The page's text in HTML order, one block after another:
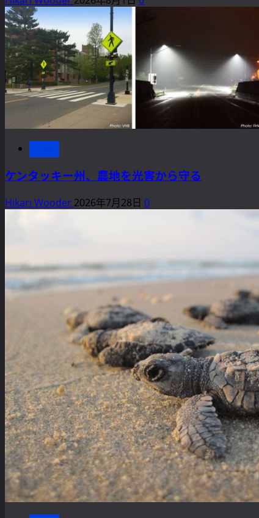
ム
と
自
然
保
全
の
前
線
に
つ
い
て
さ
む
湖
の
炭
素
循
環
に
与
え
る
影
響
に
さ
ら
に
読
む
な
が
ら
崩
壊
し
た
模
様
に
い
に
読
ケンタッキー州、農地を光害から守る
Hikari Wooder 2026年7月28日 0